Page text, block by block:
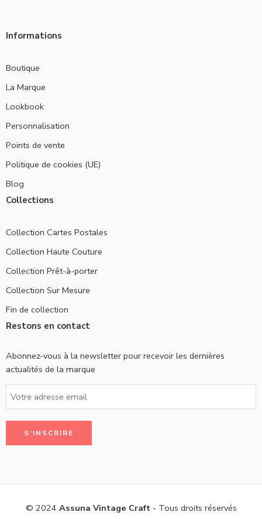
Informations
Boutique
La Marque
Lookbook
Personnalisation
Points de vente
Politique de cookies (UE)
Blog
Collections
Collection Cartes Postales
Collection Haute Couture
Collection Prêt-à-porter
Collection Sur Mesure
Fin de collection
Restons en contact
Abonnez-vous à la newsletter pour recevoir les dernières
actualités de la marque
© 2024 Assuna Vintage Craft- Tous droits réservés